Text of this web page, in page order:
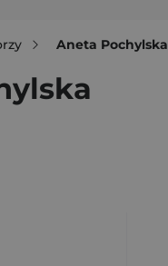
Aneta Pochylska